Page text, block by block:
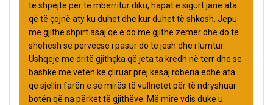
të shpejtë për të mbërritur diku, hapat e sigurt janë ata
që të çojnë aty ku duhet dhe kur duhet të shkosh. Jepu
me gjithë shpirt asaj që e do me gjithë zemër dhe do të
shohësh se përveçse i pasur do të jesh dhe i lumtur.
Ushqeje me dritë gjithçka që jeta ta kredh në terr dhe se
bashkë me veten ke çliruar prej kësaj robëria edhe ata
që sjellin farën e së mirës të vullnetet për të ndryshuar
botën që na përket të gjithëve. Më mirë vdis duke u